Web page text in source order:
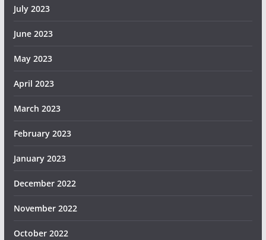
July 2023
June 2023
May 2023
April 2023
March 2023
February 2023
January 2023
December 2022
November 2022
October 2022